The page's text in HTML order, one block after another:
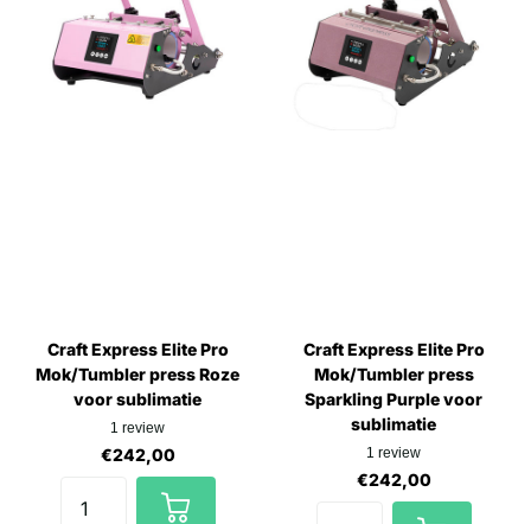
Craft Express Elite Pro
Mok/Tumbler press Roze
voor sublimatie
1 review
€242,00
Craft Express Elite Pro
Mok/Tumbler press
Sparkling Purple voor
sublimatie
1 review
€242,00